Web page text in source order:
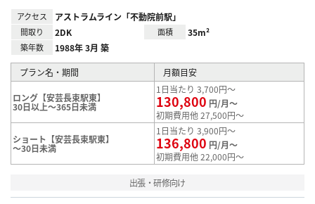
アクセス アストラムライン「不動院前駅」
間取り 2DK 面積 35m²
築年数 1988年 3月 築
プラン名・期間 月額目安
ロング【安芸長束駅東】
30日以上～365日未満
1日当たり 3,700円～
130,800 円/月～
初期費用他 27,500円～
ショート【安芸長束駅東】
～30日未満
1日当たり 3,900円～
136,800 円/月～
初期費用他 22,000円～
出張・研修向け